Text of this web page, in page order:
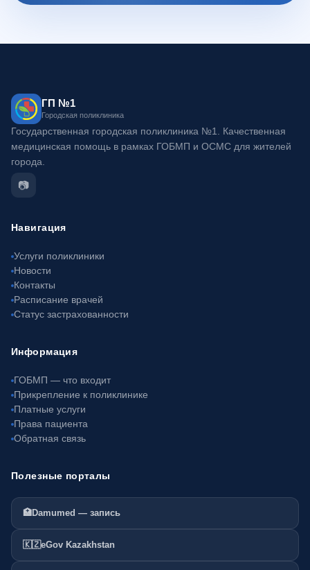
ГП №1
Городская поликлиника
Государственная городская поликлиника №1. Качественная
медицинская помощь в рамках ГОБМП и ОСМС для жителей
города.
📷
Навигация
Услуги поликлиники
Новости
Контакты
Расписание врачей
Статус застрахованности
Информация
ГОБМП — что входит
Прикрепление к поликлинике
Платные услуги
Права пациента
Обратная связь
Полезные порталы
🏥Damumed — запись
🇰🇿eGov Kazakhstan